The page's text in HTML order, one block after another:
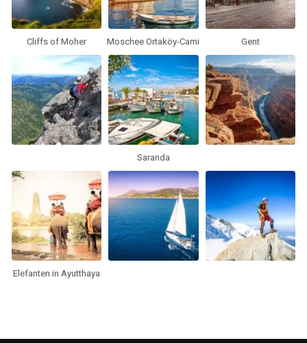
Cliffs of Moher Moschee Ortaköy-Cami Gent
Saranda
Elefanten in Ayutthaya